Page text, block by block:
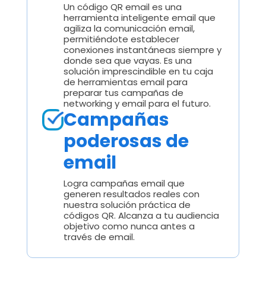
Un código QR email es una
herramienta inteligente email que
agiliza la comunicación email,
permitiéndote establecer
conexiones instantáneas siempre y
donde sea que vayas. Es una
solución imprescindible en tu caja
de herramientas email para
preparar tus campañas de
networking y email para el futuro.
Campañas
poderosas de
email
Logra campañas email que
generen resultados reales con
nuestra solución práctica de
códigos QR. Alcanza a tu audiencia
objetivo como nunca antes a
través de email.